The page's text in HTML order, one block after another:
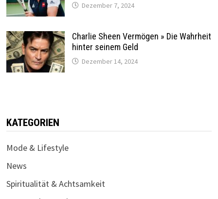
Dezember 7, 2024
Charlie Sheen Vermögen » Die Wahrheit
hinter seinem Geld
Dezember 14, 2024
KATEGORIEN
Mode & Lifestyle
News
Spiritualität & Achtsamkeit